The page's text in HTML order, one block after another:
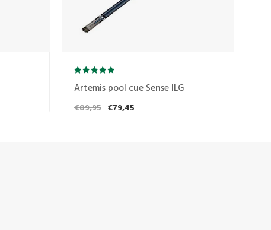
Artemis pool cue Sense ILG
€89,95 €79,45